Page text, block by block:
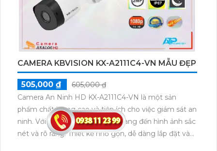
chất lượng cao.
CAMERA KBVISION KX-A2111C4-VN MẪU ĐẸP
505,000 ₫
605,000 ₫
Camera An Ninh HD KX-A2111C4-VN là một sản
phẩm chất lượng cao và tiện ích cho việc giám sát an
ninh. Với độ phân giải HD, nó mang đến hình ảnh sắc
nét và rõ ràng. Thiết kế nhỏ gọn, dễ dàng lắp đặt và